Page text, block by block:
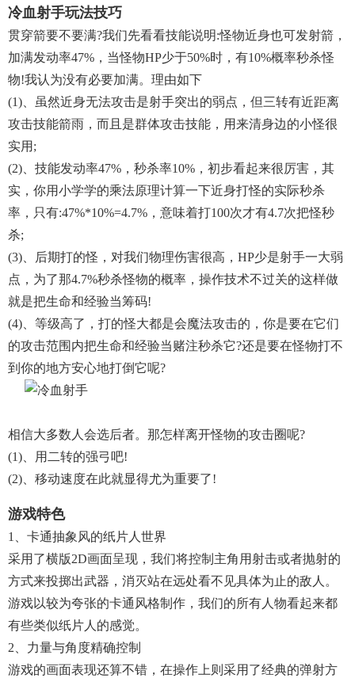
冷血射手玩法技巧
贯穿箭要不要满?我们先看看技能说明:怪物近身也可发射箭，
加满发动率47%，当怪物HP少于50%时，有10%概率秒杀怪
物!我认为没有必要加满。理由如下
(1)、虽然近身无法攻击是射手突出的弱点，但三转有近距离
攻击技能箭雨，而且是群体攻击技能，用来清身边的小怪很
实用;
(2)、技能发动率47%，秒杀率10%，初步看起来很厉害，其
实，你用小学学的乘法原理计算一下近身打怪的实际秒杀
率，只有:47%*10%=4.7%，意味着打100次才有4.7次把怪秒
杀;
(3)、后期打的怪，对我们物理伤害很高，HP少是射手一大弱
点，为了那4.7%秒杀怪物的概率，操作技术不过关的这样做
就是把生命和经验当筹码!
(4)、等级高了，打的怪大都是会魔法攻击的，你是要在它们
的攻击范围内把生命和经验当赌注秒杀它?还是要在怪物打不
到你的地方安心地打倒它呢?
相信大多数人会选后者。那怎样离开怪物的攻击圈呢?
(1)、用二转的强弓吧!
(2)、移动速度在此就显得尤为重要了!
游戏特色
1、卡通抽象风的纸片人世界
采用了横版2D画面呈现，我们将控制主角用射击或者抛射的
方式来投掷出武器，消灭站在远处看不见具体为止的敌人。
游戏以较为夸张的卡通风格制作，我们的所有人物看起来都
有些类似纸片人的感觉。
2、力量与角度精确控制
游戏的画面表现还算不错，在操作上则采用了经典的弹射方